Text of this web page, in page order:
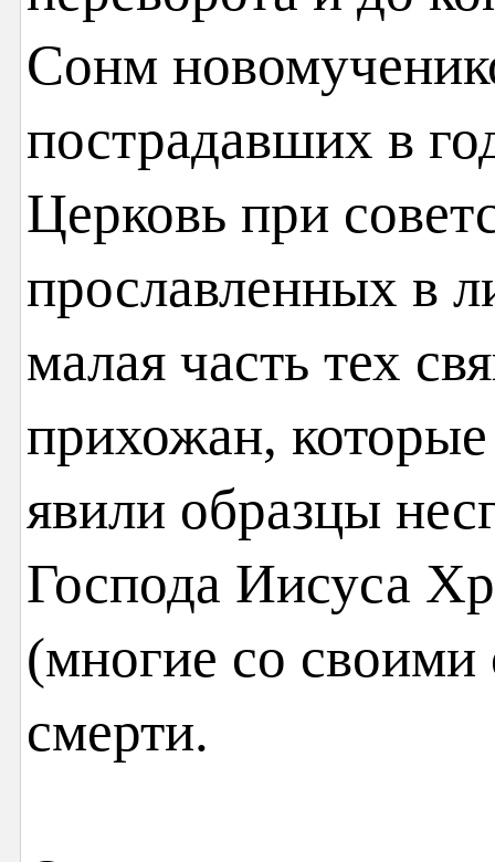
Сонм
пострадавших в
Церковь при
прославленных в
малая часть тех
прихожан,
явили образцы
Господа Иисуса
(многие со
смерти.